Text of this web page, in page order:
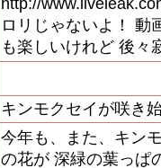
http://
ロリじゃないよ！ 動
も楽しいけれど 後々
キンモクセイが咲き
今年も、また、キン
の花が 深緑の葉っぱ